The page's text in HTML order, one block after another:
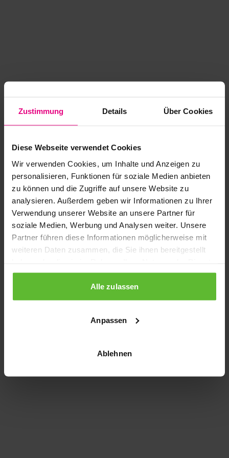
Zustimmung Details Über Cookies
Diese Webseite verwendet Cookies
Wir verwenden Cookies, um Inhalte und Anzeigen zu
personalisieren, Funktionen für soziale Medien anbieten
zu können und die Zugriffe auf unsere Website zu
analysieren. Außerdem geben wir Informationen zu Ihrer
Verwendung unserer Website an unsere Partner für
soziale Medien, Werbung und Analysen weiter. Unsere
Partner führen diese Informationen möglicherweise mit
weiteren Daten zusammen, die Sie ihnen bereitgestellt
gesammelt haben.
Alle zulassen
Anpassen
Ablehnen
Application error: a client-side exception has occurred
loading www.kurzwego.de (see the browser console for more
information).